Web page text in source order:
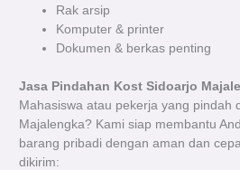
Rak arsip
Komputer & printer
Dokumen & berkas penting
Jasa Pindahan Kost Sidoarjo
Mahasiswa atau pekerja yang pindah
Majalengka? Kami siap membantu
barang pribadi dengan aman dan
dikirim: